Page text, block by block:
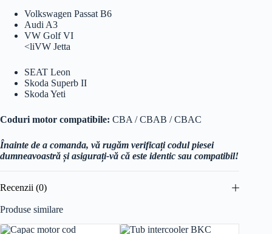
Volkswagen Passat B6
Audi A3
VW Golf VI
<liVW Jetta
SEAT Leon
Skoda Superb II
Skoda Yeti
Coduri motor compatibile: CBA / CBAB / CBAC
Înainte de a comanda, vă rugăm verificați codul piesei
dumneavoastră și asigurați-vă că este identic sau compatibil!
Recenzii (0)
Produse similare